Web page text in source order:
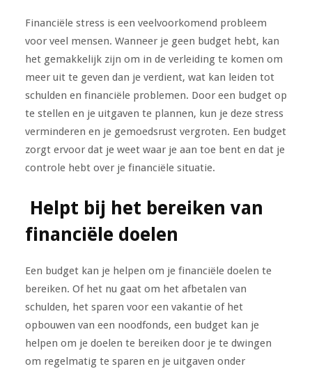
Financiële stress is een veelvoorkomend probleem
voor veel mensen. Wanneer je geen budget hebt, kan
het gemakkelijk zijn om in de verleiding te komen om
meer uit te geven dan je verdient, wat kan leiden tot
schulden en financiële problemen. Door een budget op
te stellen en je uitgaven te plannen, kun je deze stress
verminderen en je gemoedsrust vergroten. Een budget
zorgt ervoor dat je weet waar je aan toe bent en dat je
controle hebt over je financiële situatie.
Helpt bij het bereiken van
financiële doelen
Een budget kan je helpen om je financiële doelen te
bereiken. Of het nu gaat om het afbetalen van
schulden, het sparen voor een vakantie of het
opbouwen van een noodfonds, een budget kan je
helpen om je doelen te bereiken door je te dwingen
om regelmatig te sparen en je uitgaven onder